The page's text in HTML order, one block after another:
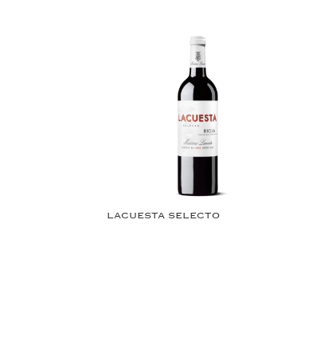
LACUESTA SELECTO